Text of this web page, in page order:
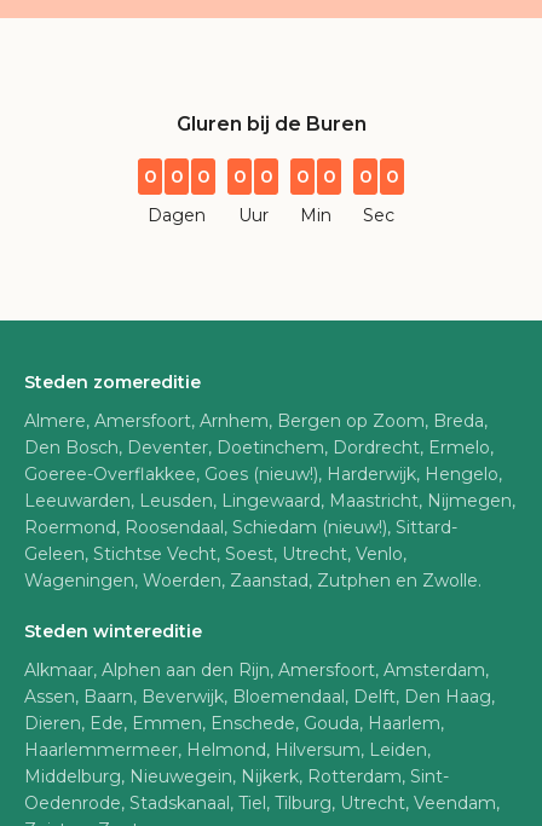
Gluren bij de Buren
0 0 0
Dagen
0 0
Uur
0 0
Min
0 0
Sec
Steden zomereditie
Almere, Amersfoort, Arnhem, Bergen op Zoom, Breda,
Den Bosch, Deventer, Doetinchem, Dordrecht, Ermelo,
Goeree-Overflakkee, Goes (nieuw!), Harderwijk, Hengelo,
Leeuwarden, Leusden, Lingewaard, Maastricht, Nijmegen,
Roermond, Roosendaal, Schiedam (nieuw!), Sittard-
Geleen, Stichtse Vecht, Soest, Utrecht, Venlo,
Wageningen, Woerden, Zaanstad, Zutphen en Zwolle.
Steden wintereditie
Alkmaar, Alphen aan den Rijn, Amersfoort, Amsterdam,
Assen, Baarn, Beverwijk, Bloemendaal, Delft, Den Haag,
Dieren, Ede, Emmen, Enschede, Gouda, Haarlem,
Haarlemmermeer, Helmond, Hilversum, Leiden,
Middelburg, Nieuwegein, Nijkerk, Rotterdam, Sint-
Oedenrode, Stadskanaal, Tiel, Tilburg, Utrecht, Veendam,